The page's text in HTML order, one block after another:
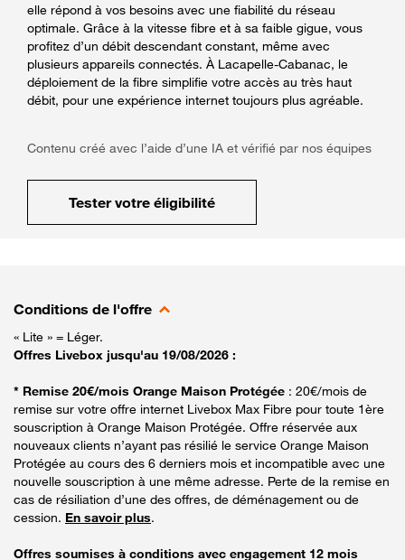
elle répond à vos besoins avec une fiabilité du réseau
optimale. Grâce à la vitesse fibre et à sa faible gigue, vous
profitez d’un débit descendant constant, même avec
plusieurs appareils connectés. À Lacapelle-Cabanac, le
déploiement de la fibre simplifie votre accès au très haut
débit, pour une expérience internet toujours plus agréable.
Contenu créé avec l’aide d’une IA et vérifié par nos équipes
Tester votre éligibilité
Conditions de l'offre
« Lite » = Léger.
Offres Livebox jusqu'au 19/08/2026 :
* Remise 20€/mois Orange Maison Protégée : 20€/mois de
remise sur votre offre internet Livebox Max Fibre pour toute 1ère
souscription à Orange Maison Protégée. Offre réservée aux
nouveaux clients n’ayant pas résilié le service Orange Maison
Protégée au cours des 6 derniers mois et incompatible avec une
nouvelle souscription à une même adresse. Perte de la remise en
cas de résiliation d’une des offres, de déménagement ou de
cession. En savoir plus.
Offres soumises à conditions avec engagement 12 mois